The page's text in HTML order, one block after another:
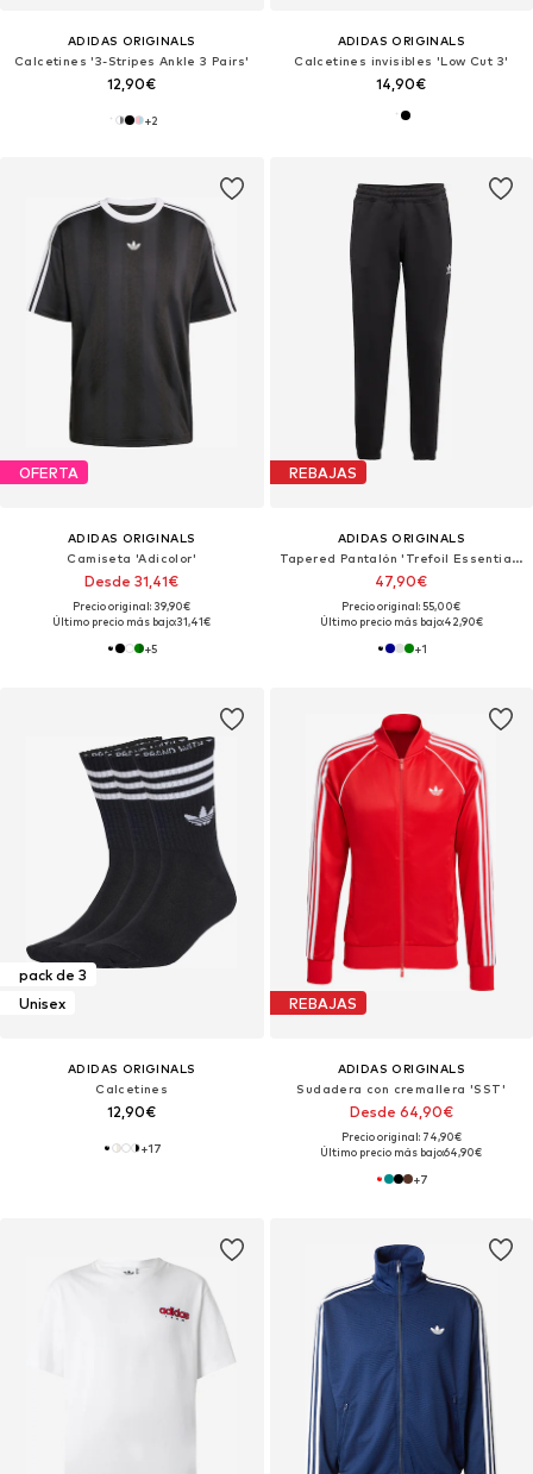
ADIDAS ORIGINALS
Calcetines '3-Stripes Ankle 3 Pairs'
12,90€
+2
ADIDAS ORIGINALS
Calcetines invisibles 'Low Cut 3'
14,90€
OFERTA
ADIDAS ORIGINALS
Camiseta 'Adicolor'
Desde 31,41€
Precio original: 39,90€
Último precio más bajo:31,41€
+5
REBAJAS
ADIDAS ORIGINALS
Tapered Pantalón 'Trefoil Essentials'
47,90€
Precio original: 55,00€
Último precio más bajo:42,90€
+1
pack de 3
Unisex
ADIDAS ORIGINALS
Calcetines
12,90€
+17
REBAJAS
ADIDAS ORIGINALS
Sudadera con cremallera 'SST'
Desde 64,90€
Precio original: 74,90€
Último precio más bajo:64,90€
+7